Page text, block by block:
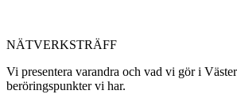
NÄTVERKSTRÄFF
Vi presentera varandra och vad vi gör i
beröringspunkter vi har.